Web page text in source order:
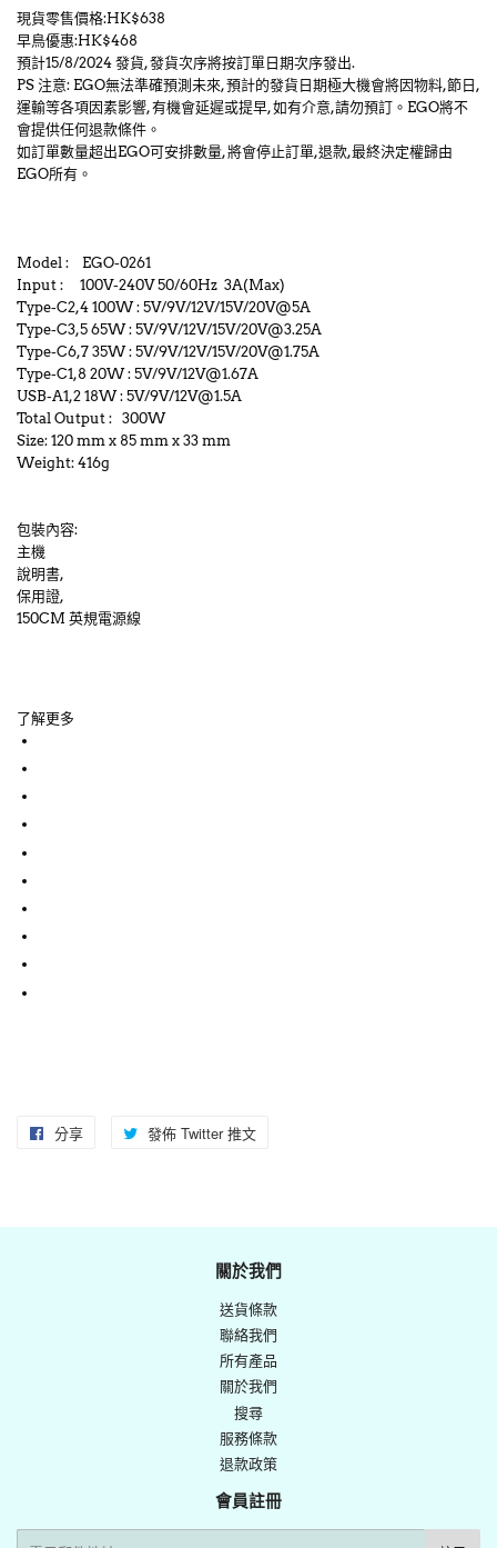
現貨零售價格:HK$638
早鳥優惠:HK$468
預計15/8/2024 發貨, 發貨次序將按訂單日期次序發出.
PS 注意: EGO無法準確預測未來, 預計的發貨日期極大機會將因物料,節日,
運輸等各項因素影響, 有機會延遲或提早, 如有介意,請勿預訂。EGO將不
會提供任何退款條件。
如訂單數量超出EGO可安排數量, 將會停止訂單,退款,最終決定權歸由
EGO所有。
Model : EGO-0261
Input : 100V-240V 50/60Hz 3A(Max)
Type-C2,4 100W : 5V/9V/12V/15V/20V@5A
Type-C3,5 65W : 5V/9V/12V/15V/20V@3.25A
Type-C6,7 35W : 5V/9V/12V/15V/20V@1.75A
Type-C1,8 20W : 5V/9V/12V@1.67A
USB-A1,2 18W : 5V/9V/12V@1.5A
Total Output : 300W
Size: 120 mm x 85 mm x 33 mm
Weight: 416g
包裝內容:
主機
說明書,
保用證,
150CM 英規電源線
了解更多
分享
Facebook
發佈 Twitter 推文
發
佈
推
文
關於我們
送貨條款
聯絡我們
所有產品
關於我們
搜尋
服務條款
退款政策
會員註冊